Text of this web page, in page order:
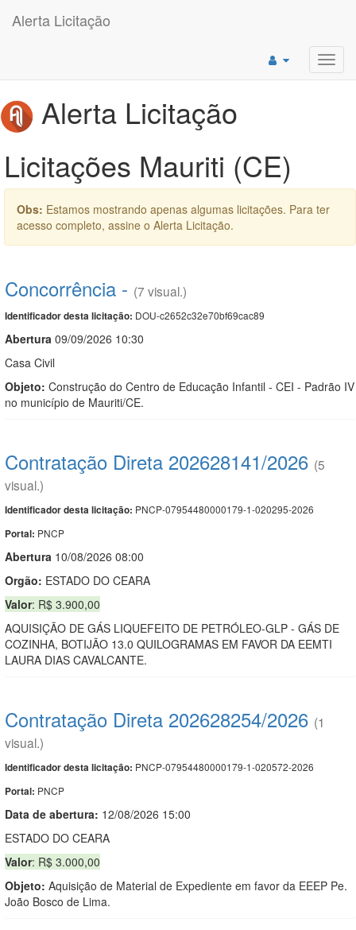
Alerta Licitação
Alerta Licitação
Licitações Mauriti (CE)
Obs: Estamos mostrando apenas algumas licitações. Para ter
acesso completo, assine o Alerta Licitação.
Concorrência - (7 visual.)
Identificador desta licitação: DOU-c2652c32e70bf69cac89
Abertura 09/09/2026 10:30
Casa Civil
Objeto: Construção do Centro de Educação Infantil - CEI - Padrão IV
no município de Mauriti/CE.
Contratação Direta 202628141/2026 (5
visual.)
Identificador desta licitação: PNCP-07954480000179-1-020295-2026
Portal: PNCP
Abertura 10/08/2026 08:00
Orgão: ESTADO DO CEARA
Valor: R$ 3.900,00
AQUISIÇÃO DE GÁS LIQUEFEITO DE PETRÓLEO-GLP - GÁS DE
COZINHA, BOTIJÃO 13.0 QUILOGRAMAS EM FAVOR DA EEMTI
LAURA DIAS CAVALCANTE.
Contratação Direta 202628254/2026 (1
visual.)
Identificador desta licitação: PNCP-07954480000179-1-020572-2026
Portal: PNCP
Data de abertura: 12/08/2026 15:00
ESTADO DO CEARA
Valor: R$ 3.000,00
Objeto: Aquisição de Material de Expediente em favor da EEEP Pe.
João Bosco de Lima.